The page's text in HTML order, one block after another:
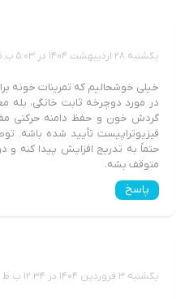
یکشنبه 28 اردیبهشت 1404 در 5:03 ب.ظ
خیلی خوشحالیم که تمرینات خونه
در مورد دوچرخه ثابت خانگی، بله
گردش خون و حفظ دامنه حرکتی
فیزیوتراپیست تأیید شده باشه.
حتماً به تدریج افزایش پیدا کنه
متوقف بشه.
پاسخ
یکشنبه 3 فروردین 1404 در 12:34 ب.ظ